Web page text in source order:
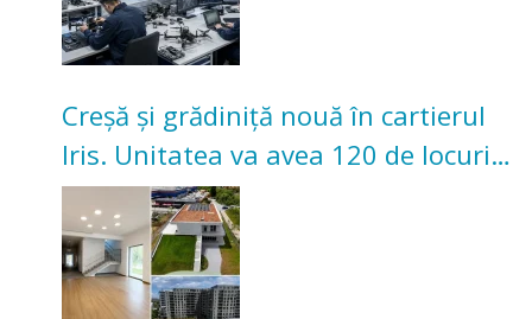
Creșă și grădiniță nouă în cartierul
Iris. Unitatea va avea 120 de locuri
pentru copii